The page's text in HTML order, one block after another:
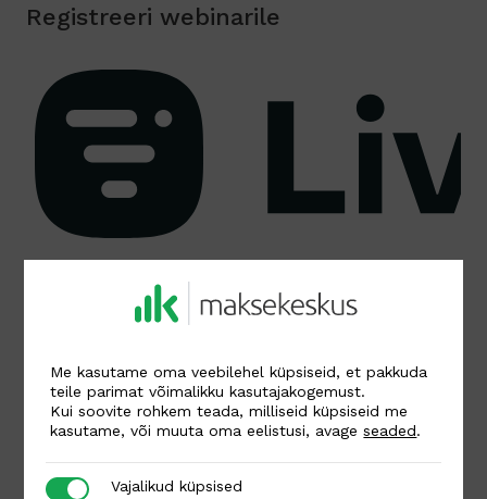
Registreeri webinarile
Me kasutame oma veebilehel küpsiseid, et pakkuda
teile parimat võimalikku kasutajakogemust.
Kui soovite rohkem teada, milliseid küpsiseid me
kasutame, või muuta oma eelistusi, avageseaded.
Vajalikud küpsised
Vajalikud küpsised